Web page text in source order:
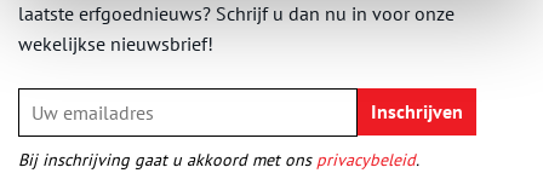
laatste erfgoednieuws? Schrijf u dan nu in voor onze
wekelijkse nieuwsbrief!
Bij inschrijving gaat u akkoord met ons privacybeleid.